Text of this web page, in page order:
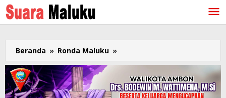
Lewati
ke
konten
Beranda » Ronda Maluku »
Kristen
Tual
dan